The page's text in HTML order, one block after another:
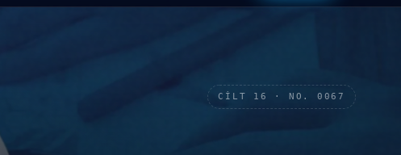
CİLT 16 · NO. 0067